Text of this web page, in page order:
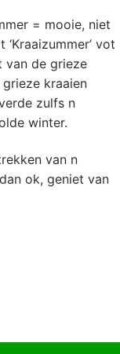
= mooie, niet
vot
van de grieze
kraaien
zulfs n
winter.
van n
ok, geniet van